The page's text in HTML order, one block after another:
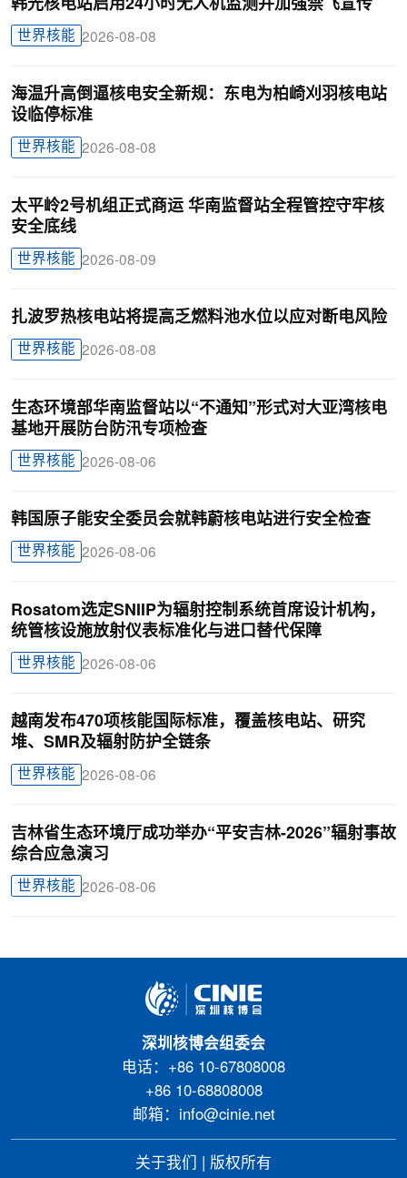
韩光核电站启用24小时无人机监测并加强禁飞宣传
世界核能 2026-08-08
海温升高倒逼核电安全新规：东电为柏崎刈羽核电站
设临停标准
世界核能 2026-08-08
太平岭2号机组正式商运 华南监督站全程管控守牢核
安全底线
世界核能 2026-08-09
扎波罗热核电站将提高乏燃料池水位以应对断电风险
世界核能 2026-08-08
生态环境部华南监督站以“不通知”形式对大亚湾核电
基地开展防台防汛专项检查
世界核能 2026-08-06
韩国原子能安全委员会就韩蔚核电站进行安全检查
世界核能 2026-08-06
Rosatom选定SNIIP为辐射控制系统首席设计机构，
统管核设施放射仪表标准化与进口替代保障
世界核能 2026-08-06
越南发布470项核能国际标准，覆盖核电站、研究
堆、SMR及辐射防护全链条
世界核能 2026-08-06
吉林省生态环境厅成功举办“平安吉林-2026”辐射事故
综合应急演习
世界核能 2026-08-06
深圳核博会组委会
电话：+86 10-67808008
+86 10-68808008
邮箱：info@cinie.net
关于我们 版权所有